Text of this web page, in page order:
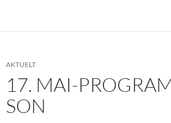
AKTUELT
17. MAI-
SON